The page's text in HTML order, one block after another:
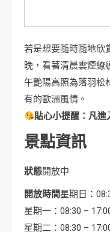
若是想要隨時隨地欣
晚，看著清晨雲煙繚
午艷陽高照為落羽松
有的歐洲風情。
貼心小提醒：凡進
景點資訊
狀態開放中
開放時間星期日：
星期一：08:30 –
星期二：08:30 –